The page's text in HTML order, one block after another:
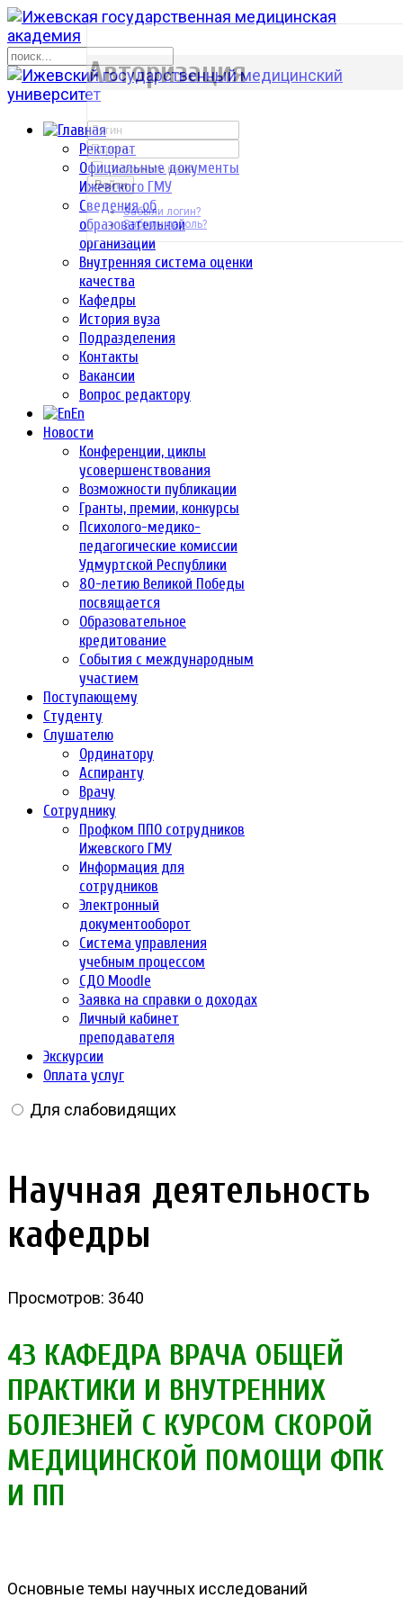
Ректорат
Официальные документы
Ижевского ГМУ
Сведения об
образовательной
организации
Внутренняя система оценки
качества
Кафедры
История вуза
Подразделения
Контакты
Вакансии
Вопрос редактору
En
Новости
Конференции, циклы
усовершенствования
Возможности публикации
Гранты, премии, конкурсы
Психолого-медико-
педагогические комиссии
Удмуртской Республики
80-летию Великой Победы
посвящается
Образовательное
кредитование
События с международным
участием
Поступающему
Студенту
Слушателю
Ординатору
Аспиранту
Врачу
Сотруднику
Профком ППО сотрудников
Ижевского ГМУ
Информация для
сотрудников
Электронный
документооборот
Система управления
учебным процессом
СДО Moodle
Заявка на справки о доходах
Личный кабинет
преподавателя
Экскурсии
Оплата услуг
Для слабовидящих
Научная деятельность
кафедры
Просмотров: 3640
43 КАФЕДРА ВРАЧА ОБЩЕЙ
ПРАКТИКИ И ВНУТРЕННИХ
БОЛЕЗНЕЙ С КУРСОМ СКОРОЙ
МЕДИЦИНСКОЙ ПОМОЩИ ФПК
И ПП
Основные темы научных исследований
р
Авторизация
Запомнить меня
Войти
Забыли логин?
Забыли пароль?